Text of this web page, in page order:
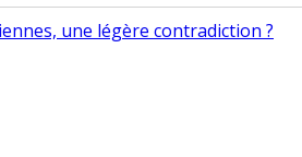
une légère contradiction ?